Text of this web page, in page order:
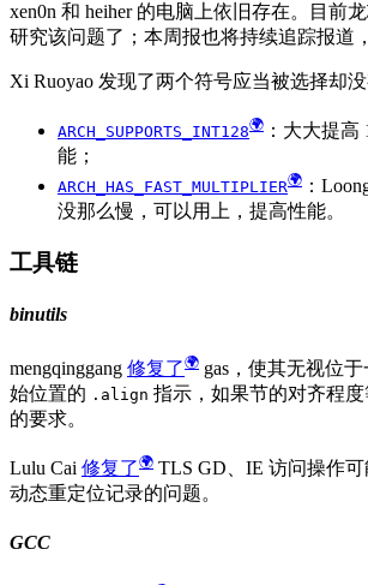
xen0n 和 heiher 的电脑上依旧存在。目前
研究该问题了；本周报也将持续追踪报道
Xi Ruoyao 发现了两个符号应当被选择却
ARCH_SUPPORTS_INT128
：大大提高
能；
ARCH_HAS_FAST_MULTIPLIER
：
没那么慢，可以用上，提高性能。
工具链
binutils
mengqinggang 修复了
gas，使其无视位
始位置的 .align 指示，如果节的对齐程
的要求。
Lulu Cai 修复了
TLS GD、IE 访问操作
动态重定位记录的问题。
GCC